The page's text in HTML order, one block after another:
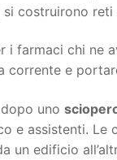
costruirono
i farmaci chi ne
corrente e
uno
e assistenti. Le
un edificio